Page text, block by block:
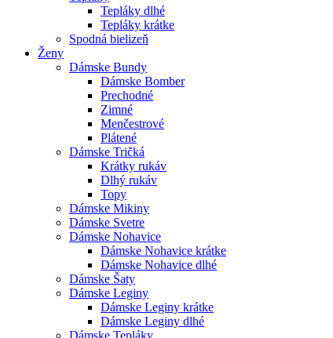
Tepláky dlhé
Tepláky krátke
Spodná bielizeň
Ženy
Dámske Bundy
Dámske Bomber
Prechodné
Zimné
Menčestrové
Plátené
Dámske Tričká
Krátky rukáv
Dlhý rukáv
Topy
Dámske Mikiny
Dámske Svetre
Dámske Nohavice
Dámske Nohavice krátke
Dámske Nohavice dlhé
Dámske Šaty
Dámske Leginy
Dámske Leginy krátke
Dámske Leginy dlhé
Dámske Tepláky